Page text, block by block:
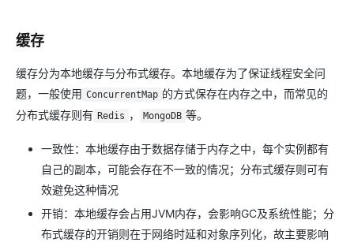
缓存
缓存分为本地缓存与分布式缓存。本地缓存为了保证线程安全问
题，一般使用 ConcurrentMap 的方式保存在内存之中，而常见的
分布式缓存则有 Redis ， MongoDB 等。
一致性：本地缓存由于数据存储于内存之中，每个实例都有
自己的副本，可能会存在不一致的情况；分布式缓存则可有
效避免这种情况
开销：本地缓存会占用JVM内存，会影响GC及系统性能；分
布式缓存的开销则在于网络时延和对象序列化，故主要影响